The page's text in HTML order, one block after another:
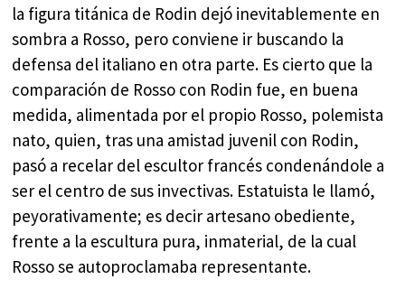
la figura titánica de Rodin dejó inevitablemente en
sombra a Rosso, pero conviene ir buscando la
defensa del italiano en otra parte. Es cierto que la
comparación de Rosso con Rodin fue, en buena
medida, alimentada por el propio Rosso, polemista
nato, quien, tras una amistad juvenil con Rodin,
pasó a recelar del escultor francés condenándole a
ser el centro de sus invectivas. Estatuista le llamó,
peyorativamente; es decir artesano obediente,
frente a la escultura pura, inmaterial, de la cual
Rosso se autoproclamaba representante.